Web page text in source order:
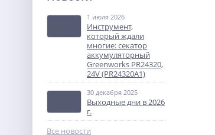
12 990руб.
%
1 июля 2026
Инструмент,
который ждали
многие: секатор
аккумуляторный
Greenworks PR24320,
24V (PR24320A1)
30 декабря 2025
Выходные дни в 2026
г.
Все новости